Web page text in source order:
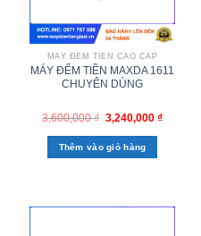
MÁY ĐẾM TIỀN CAO CẤP
MÁY ĐẾM TIỀN MAXDA 1611
CHUYÊN DÙNG
3,600,000₫ 3,240,000 ₫
Thêm vào giỏ hàng